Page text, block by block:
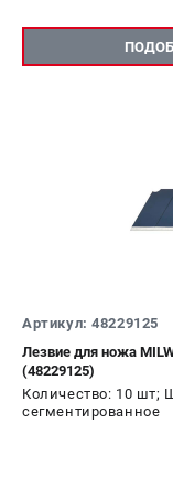
Артикул: 48229125
Лезвие для ножа
(48229125)
Количество: 10 шт;
сегментированное